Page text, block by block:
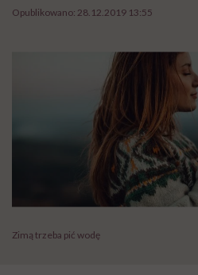
Opublikowano: 28.12.2019 13:55
Zimą trzeba pić wodę